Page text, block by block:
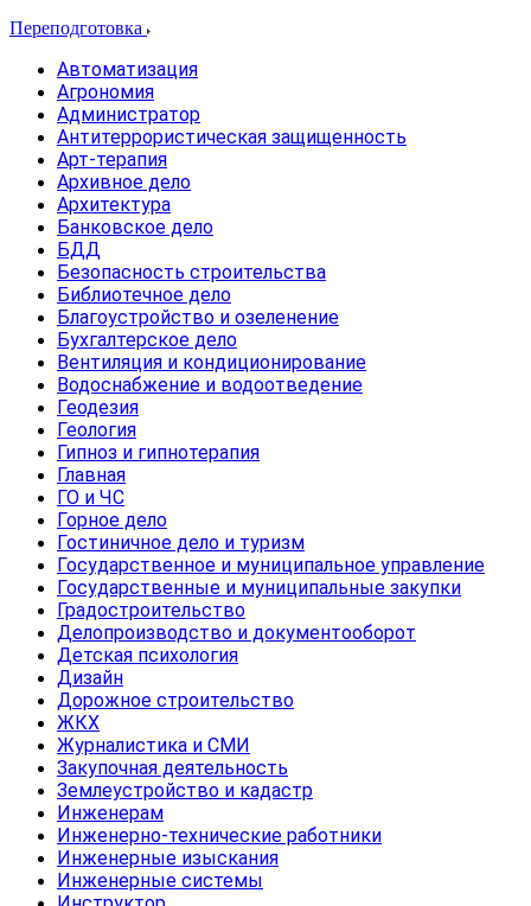
Переподготовка
Автоматизация
Агрономия
Администратор
Антитеррористическая защищенность
Арт-терапия
Архивное дело
Архитектура
Банковское дело
БДД
Безопасность строительства
Библиотечное дело
Благоустройство и озеленение
Бухгалтерское дело
Вентиляция и кондиционирование
Водоснабжение и водоотведение
Геодезия
Геология
Гипноз и гипнотерапия
Главная
ГО и ЧС
Горное дело
Гостиничное дело и туризм
Государственное и муниципальное управление
Государственные и муниципальные закупки
Градостроительство
Делопроизводство и документооборот
Детская психология
Дизайн
Дорожное строительство
ЖКХ
Журналистика и СМИ
Закупочная деятельность
Землеустройство и кадастр
Инженерам
Инженерно-технические работники
Инженерные изыскания
Инженерные системы